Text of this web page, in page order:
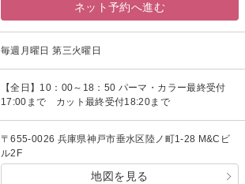
ネット予約へ進む
毎週月曜日 第三火曜日
【全日】10：00～18：50 パーマ・カラー最終受付
17:00まで カット最終受付18:20まで
〒655-0026 兵庫県神戸市垂水区陸ノ町1-28 M&Cビ
ル2F
地図を見る